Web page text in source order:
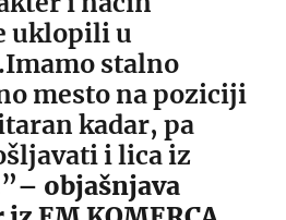
uklopili u
stalno
mesto na poziciji
kadar, pa
i lica iz
– objašnjava